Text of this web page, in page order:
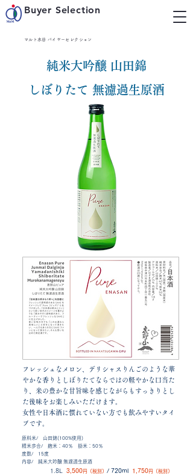
Buyer Selection
マルト水谷 バイヤーセレクション
純米大吟醸 山田錦
しぼりたて 無濾過生原酒
フレッシュなメロン、デリシャスりんごのような華
やかな香りとしぼりたてならではの軽やかな口当た
り、米の豊かな甘旨味を感じながらもすっきりとし
た後味をお楽しみいただけます。
女性や日本酒に慣れていない方でも飲みやすいタイ
プです。
原料米/ 山田錦(100%使用)
精米歩合/ 麹米：40％ 掛米：50％
度数/ 15度
内容/ 純米大吟醸 無濾過生原酒
1.8L 3,500円（税別） / 720ml 1,750円（税別）